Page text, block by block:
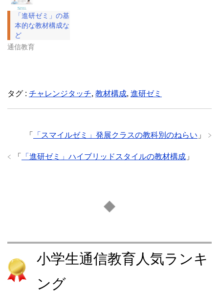
「進研ゼミ」の基
本的な教材構成な
ど
通信教育
タグ : チャレンジタッチ, 教材構成, 進研ゼミ
「 「スマイルゼミ」発展クラスの教科別のねらい 」
「 「進研ゼミ」ハイブリッドスタイルの教材構成 」
小学生通信教育人気ランキ
ング